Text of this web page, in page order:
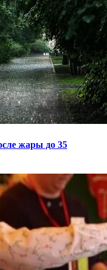
жары до 35